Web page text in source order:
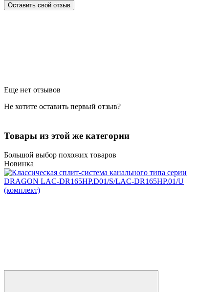
Еще нет отзывов
Не хотите оставить первый отзыв?
Товары из этой же категории
Большой выбор похожих товаров
Новинка